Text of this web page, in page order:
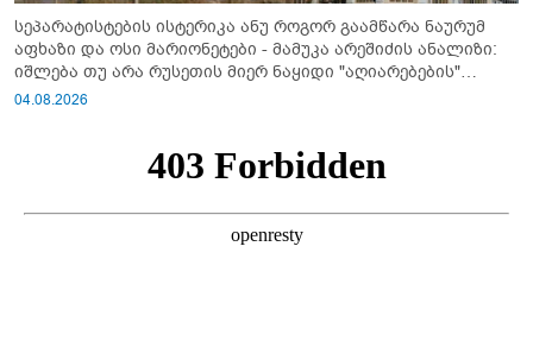
სეპარატისტების ისტერიკა ანუ როგორ გაამწარა ნაურუმ
აფხაზი და ოსი მარიონეტები - მამუკა არეშიძის ანალიზი:
იშლება თუ არა რუსეთის მიერ ნაყიდი "აღიარებების"
სისტემა?!
04.08.2026